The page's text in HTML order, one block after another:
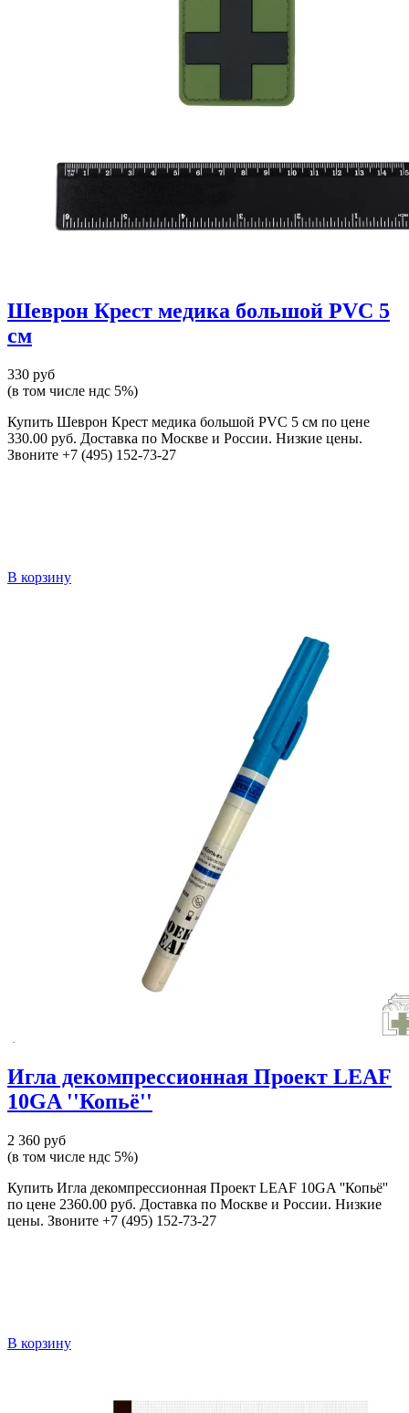
Шеврон Крест медика большой PVC 5
см
330 руб
(в том числе ндс 5%)
Купить Шеврон Крест медика большой PVC 5 см по цене
330.00 руб. Доставка по Москве и России. Низкие цены.
Звоните +7 (495) 152-73-27
В корзину
Игла декомпрессионная Проект LEAF
10GA ''Копьё''
2 360 руб
(в том числе ндс 5%)
Купить Игла декомпрессионная Проект LEAF 10GA ''Копьё''
по цене 2360.00 руб. Доставка по Москве и России. Низкие
цены. Звоните +7 (495) 152-73-27
В корзину